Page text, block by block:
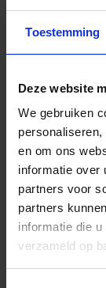
Toestemming
Deze website
We gebruiken
en om ons
informatie over
partners voor
partners
informatie die
verzameld op
BETA
Niet op
Gtin:
€
Prijs per 1 Stuk